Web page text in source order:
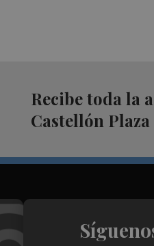
Recibe toda la
Castellón